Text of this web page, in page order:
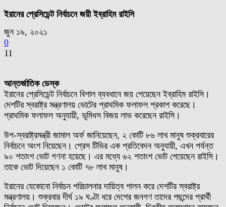
ইরানের প্রেসিডেন্ট নির্বাচনে জয়ী ইব্রাহিম রাইসি
জুন ১৯, ২০২১
0
11
আন্তর্জাতিক ডেস্ক
ইরানের প্রেসিডেন্ট নির্বাচনে বিশাল ব্যবধানে জয় পেয়েছেন ইব্রাহিম রাইসি।
দেশটির স্বরাষ্ট্র মন্ত্রণালয় ভোটের প্রাথমিক ফলাফল প্রকাশ করেছে।
প্রাথমিক ফলাফল অনুযায়ী, ভূমিধস বিজয় লাভ করেছেন রাইসি।
উপ-স্বরাষ্ট্রমন্ত্রী জামাল অর্ফ জানিয়েছেন, ২ কোটি ৮৬ লাখ মানুষ শুক্রবারের
নির্বাচনে অংশ নিয়েছেন। প্রেস টিভির এক প্রতিবেদন অনুযায়ী, এখন পর্যন্ত
৯০ শতাংশ ভোট গণনা হয়েছে। এর মধ্যে ৬২ শতাংশ ভোট পেয়েছেন রাইসি।
তাকে ভোট দিয়েছেন ১ কোটি ৭৮ লাখ মানুষ।
ইরানের যেকোনো নির্বাচন পরিচালনার দায়িত্ব পালন করে দেশটির স্বরাষ্ট্র
মন্ত্রণালয়। শুক্রবার দীর্ঘ ১৯ ঘণ্টা ধরে দেশের জনগণ তাদের পছন্দের প্রার্থী